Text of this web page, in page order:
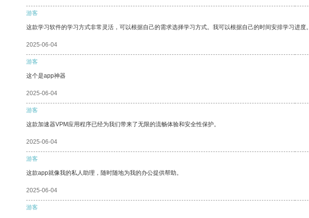
游客
这款学习软件的学习方式非常灵活，可以根据自己的需求选择学习方式。我可以根据自己的时间安排学习进度。
2025-06-04
游客
这个是app神器
2025-06-04
游客
这款加速器VPM应用程序已经为我们带来了无限的流畅体验和安全性保护。
2025-06-04
游客
这款app就像我的私人助理，随时随地为我的办公提供帮助。
2025-06-04
游客